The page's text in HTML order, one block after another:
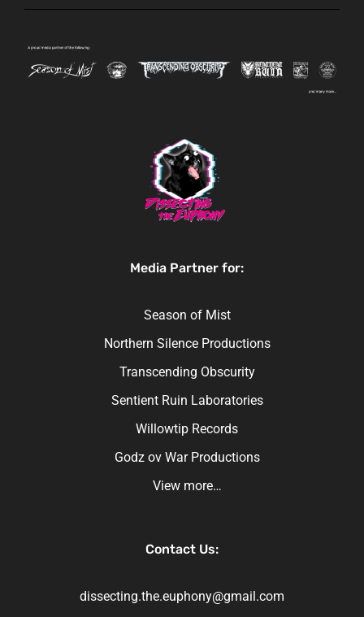
Media Partner for:
Season of Mist
Northern Silence Productions
Transcending Obscurity
Sentient Ruin Laboratories
Willowtip Records
Godz ov War Productions
View more…
Contact Us:
dissecting.the.euphony@gmail.com